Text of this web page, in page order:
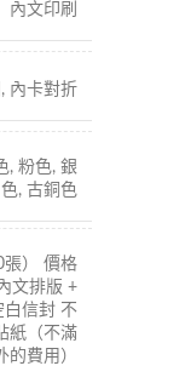
內文印刷
內卡對折
, 粉色, 銀
色, 古銅色
張） 價格
文排版 +
白信封 不
紙（不滿
的費用）